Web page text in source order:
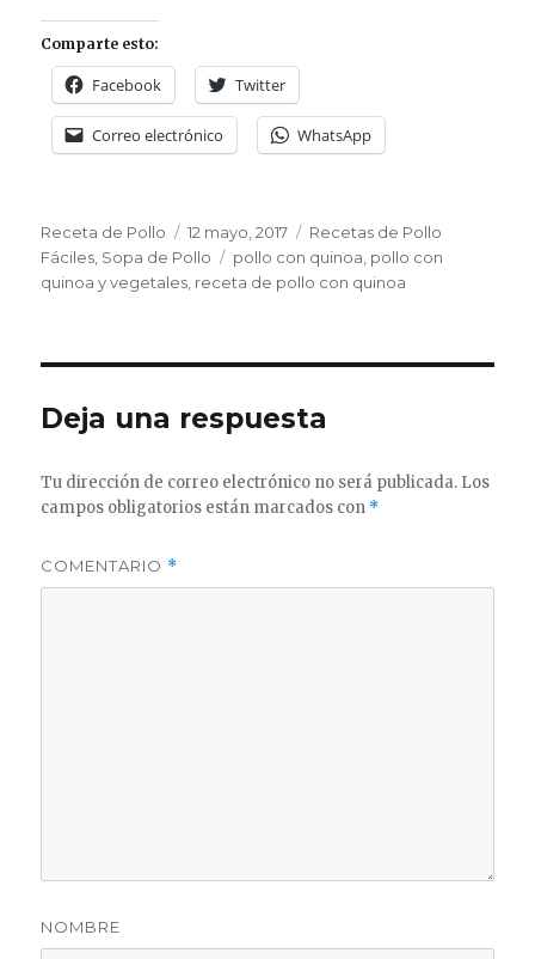
Comparte esto:
Facebook Twitter
Correo electrónico WhatsApp
Autor
Receta de Pollo
Publicado
el
12 mayo, 2017 Categorías
Recetas de Pollo
Fáciles Sopa de Pollo Etiquetas
pollo con quinoa pollo con
quinoa y vegetales receta de pollo con quinoa
Deja una respuesta
Tu dirección de correo electrónico no será publicada. Los
campos obligatorios están marcados con *
COMENTARIO *
NOMBRE